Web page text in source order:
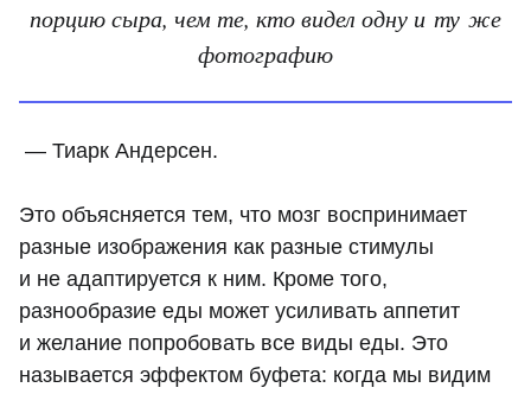
порцию сыра, чем те, кто видел одну и ту же
фотографию
— Тиарк Андерсен.
Это объясняется тем, что мозг воспринимает
разные изображения как разные стимулы
и не адаптируется к ним. Кроме того,
разнообразие еды может усиливать аппетит
и желание попробовать все виды еды. Это
называется эффектом буфета: когда мы видим